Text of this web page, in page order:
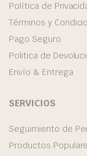
Política de
Términos y
Pago Seguro
Politica de
Envío & Entrega
SERVICIOS
Seguimiento de
Productos